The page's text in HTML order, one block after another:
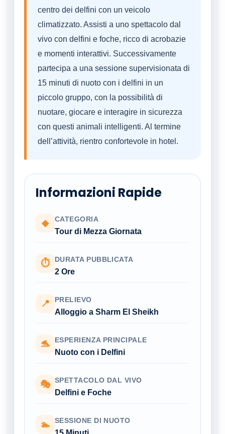
centro dei delfini con un veicolo
climatizzato. Assisti a uno spettacolo dal
vivo con delfini e foche, ricco di acrobazie
e momenti interattivi. Successivamente
partecipa a una sessione supervisionata di
15 minuti di nuoto con i delfini in un
piccolo gruppo, con la possibilità di
nuotare, giocare e interagire in sicurezza
con questi animali intelligenti. Al termine
dell’attività, rientro confortevole in hotel.
Informazioni Rapide
◆ CATEGORIA
Tour di Mezza Giornata
⏱ DURATA PUBBLICATA
2 Ore
📍 PRELIEVO
Alloggio a Sharm El Sheikh
🐬 ESPERIENZA PRINCIPALE
Nuoto con i Delfini
🎭 SPETTACOLO DAL VIVO
Delfini e Foche
🏊 SESSIONE DI NUOTO